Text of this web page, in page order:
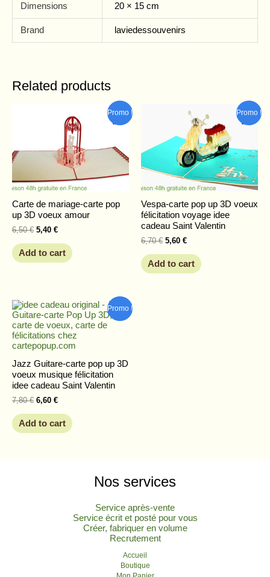
Dimensions 20 × 15 cm
Brand laviedessouvenirs
Related products
Promo !
Carte de mariage-carte pop
up 3D voeux amour
6,50€ 5,40 €
price
is:
5,40 €.
Add to cart
Promo !
Vespa-carte pop up 3D voeux
félicitation voyage idee
cadeau Saint Valentin
6,70€
Original
6,70 €.
5,60 €
Current
price
is:
5,60 €.
Add to cart
Promo !
Jazz Guitare-carte pop up 3D
voeux musique félicitation
idee cadeau Saint Valentin
7,80€
Original
price
was:
7,80 €.
6,60 €
Current
price
is:
6,60 €.
Add to cart
Nos services
Service après-vente
Service écrit et posté pour vous
Créer, fabriquer en volume
Recrutement
Accueil
Boutique
Mon Panier